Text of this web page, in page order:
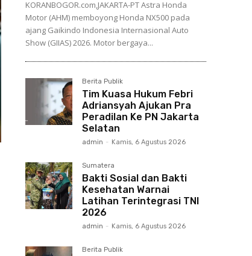
KORANBOGOR.com,JAKARTA-PT Astra Honda
Motor (AHM) memboyong Honda NX500 pada
ajang Gaikindo Indonesia Internasional Auto
Show (GIIAS) 2026. Motor bergaya...
Berita Publik
Tim Kuasa Hukum Febri
Adriansyah Ajukan Pra
Peradilan Ke PN Jakarta
Selatan
admin - Kamis, 6 Agustus 2026
Sumatera
Bakti Sosial dan Bakti
Kesehatan Warnai
Latihan Terintegrasi TNI
2026
admin - Kamis, 6 Agustus 2026
Berita Publik